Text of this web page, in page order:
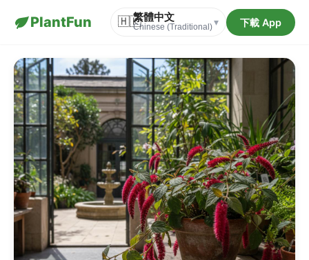
PlantFun 🇭🇰繁體中文
Chinese (Traditional)▾ 下載 App